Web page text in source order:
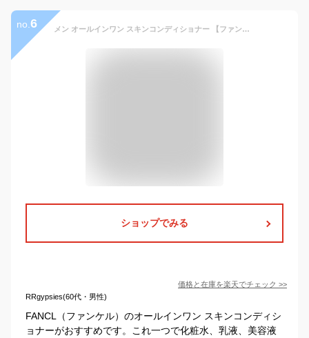
no. 6 メン オールインワン スキンコンディショナー 【ファンケル 公式】[FANCL 化粧品 化粧水 乳液 メンズ 美容液 オールインワンジェル オールインワンゲル スキンケア 男性化粧品 無添加 エイジングケア 無添加化粧水 毛穴 無添加化粧品 スキンケアジェル ]
ショップでみる
価格と在庫を楽天でチェック >>
RRgypsies(60代・男性)
FANCL（ファンケル）のオールインワン スキンコンディシ
ョナーがおすすめです。これ一つで化粧水、乳液、美容液